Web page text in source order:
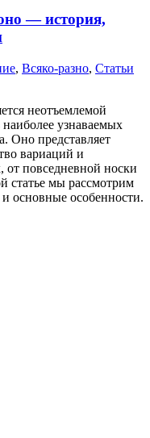
— история,
, Всяко-разно, Статьи
неотъемлемой
узнаваемых
Оно представляет
вариаций и
от повседневной носки
статье мы рассмотрим
основные особенности.